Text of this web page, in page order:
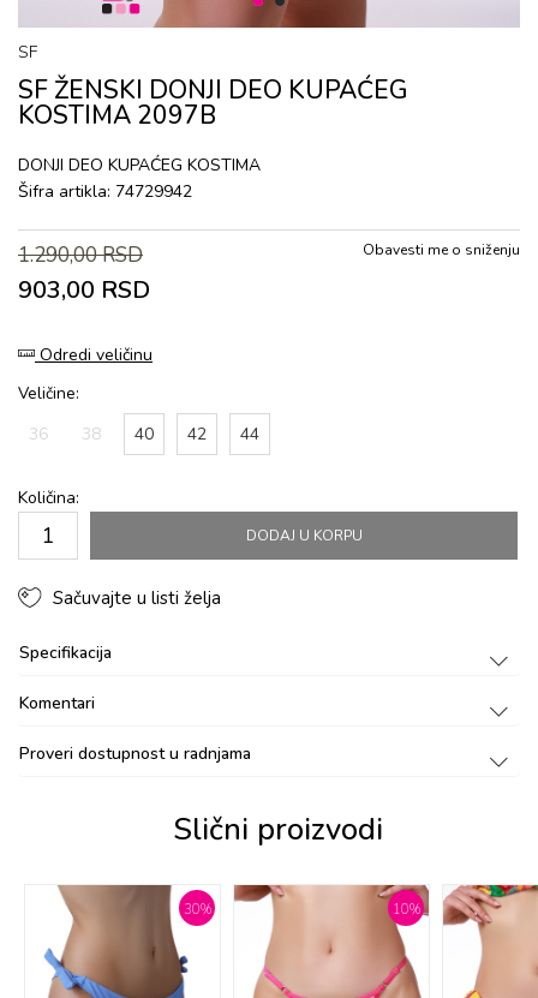
SF
SF ŽENSKI DONJI DEO KUPAĆEG
KOSTIMA 2097B
DONJI DEO KUPAĆEG KOSTIMA
Šifra artikla: 74729942
1.290,00RSD
903,00 RSD
Obavesti me o sniženju
Odredi veličinu
Veličine:
36
38 40 42 44
Količina:
DODAJ U KORPU
Sačuvajte u listi želja
Specifikacija
Komentari
Proveri dostupnost u radnjama
Slični proizvodi
30% 10%